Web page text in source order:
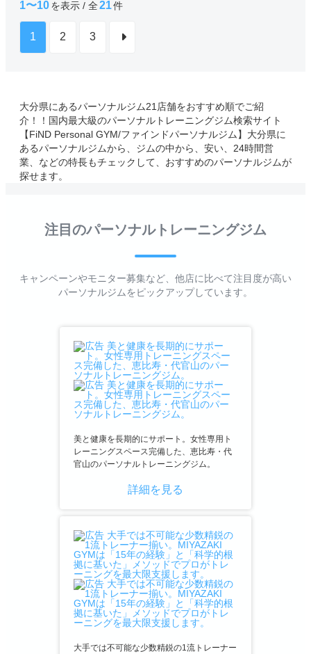
1〜10を表示 / 全21件
1 2 3
大分県にあるパーソナルジム21店舗をおすすめ順でご紹
介！！国内最大級のパーソナルトレーニングジム検索サイト
【FiND Personal GYM/ファインドパーソナルジム】大分県に
あるパーソナルジムから、ジムの中から、安い、24時間営
業、などの特長もチェックして、おすすめのパーソナルジムが
探せます。
注目のパーソナルトレーニングジム
キャンペーンやモニター募集など、他店に比べて注目度が高い
パーソナルジムをピックアップしています。
美と健康を長期的にサポート。女性専用ト
レーニングスペース完備した、恵比寿・代
官山のパーソナルトレーニングジム。
詳細を見る
大手では不可能な少数精鋭の1流トレーナー